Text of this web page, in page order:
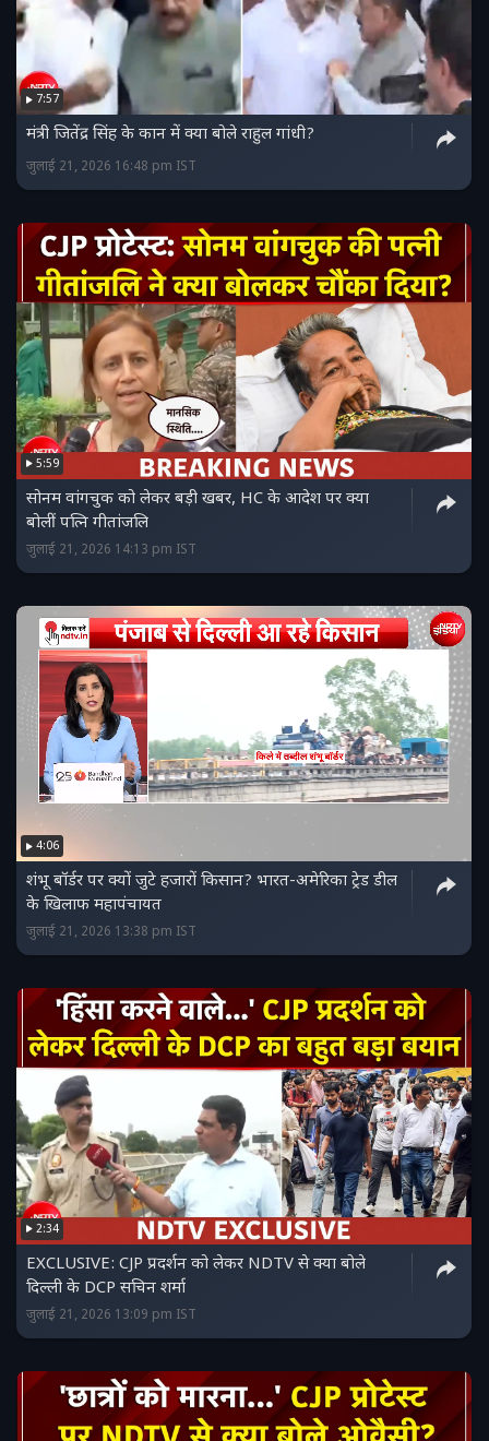
7:57
मंत्री जितेंद्र सिंह के कान में क्या बोले राहुल गांधी?
जुलाई 21, 2026 16:48 pm IST
5:59
सोनम वांगचुक को लेकर बड़ी खबर, HC के आदेश पर क्या
बोलीं पत्नि गीतांजलि
जुलाई 21, 2026 14:13 pm IST
4:06
शंभू बॉर्डर पर क्यों जुटे हजारों किसान? भारत-अमेरिका ट्रेड डील
के खिलाफ महापंचायत
जुलाई 21, 2026 13:38 pm IST
2:34
EXCLUSIVE: CJP प्रदर्शन को लेकर NDTV से क्या बोले
दिल्ली के DCP सचिन शर्मा
जुलाई 21, 2026 13:09 pm IST